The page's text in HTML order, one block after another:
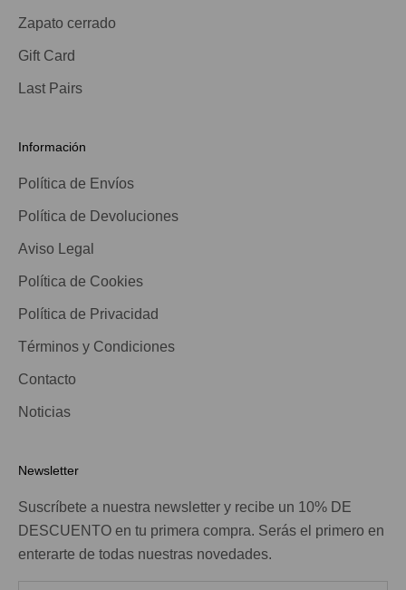
Zapato cerrado
Gift Card
Last Pairs
Información
Política de Envíos
Política de Devoluciones
Aviso Legal
Política de Cookies
Política de Privacidad
Términos y Condiciones
Contacto
Noticias
Newsletter
Suscríbete a nuestra newsletter y recibe un 10% DE
DESCUENTO en tu primera compra. Serás el primero en
enterarte de todas nuestras novedades.